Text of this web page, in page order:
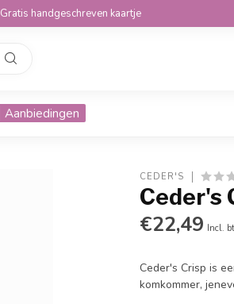
Gratis handgeschreven kaartje
Aanbiedingen
CEDER'S
Ceder's
€22,49 Incl.
Ceder's Crisp is
komkommer,